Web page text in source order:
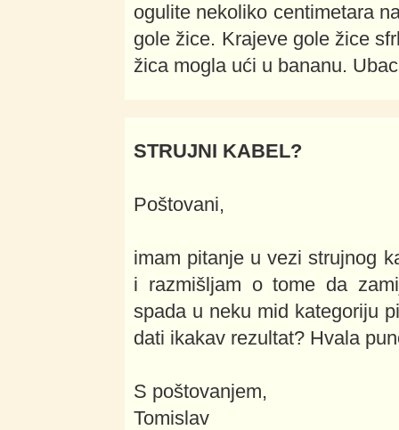
ogulite nekoliko centimetara
gole žice. Krajeve gole žice
žica mogla ući u bananu.
STRUJNI KABEL?
Poštovani,
imam pitanje u vezi strujnog
i razmišljam o tome da
spada u neku mid kategoriju
dati ikakav rezultat? Hvala
S poštovanjem,
Tomislav